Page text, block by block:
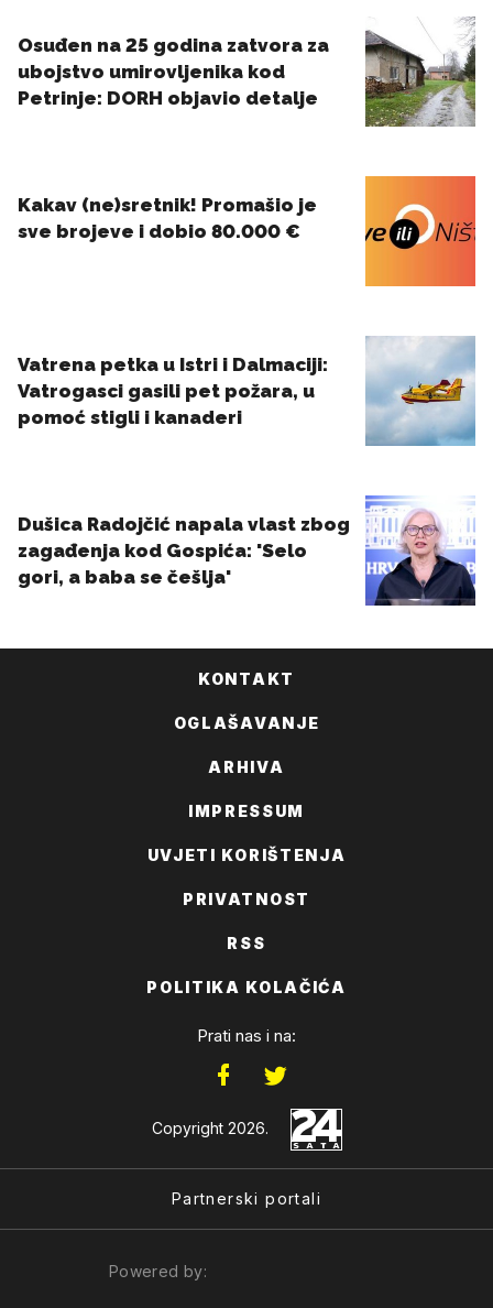
KONTAKT
OGLAŠAVANJE
ARHIVA
IMPRESSUM
UVJETI KORIŠTENJA
PRIVATNOST
RSS
POLITIKA KOLAČIĆA
Prati nas i na:
Copyright 2026.
Partnerski portali
Powered by: